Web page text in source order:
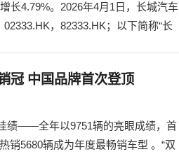
长4.79%。2026年4月1日，长城汽车
，82333.HK；以下简称“长
冠 中国品牌首次登顶
绩——全年以9751辆的亮眼成绩，首
销5680辆成为年度最畅销车型 。“双